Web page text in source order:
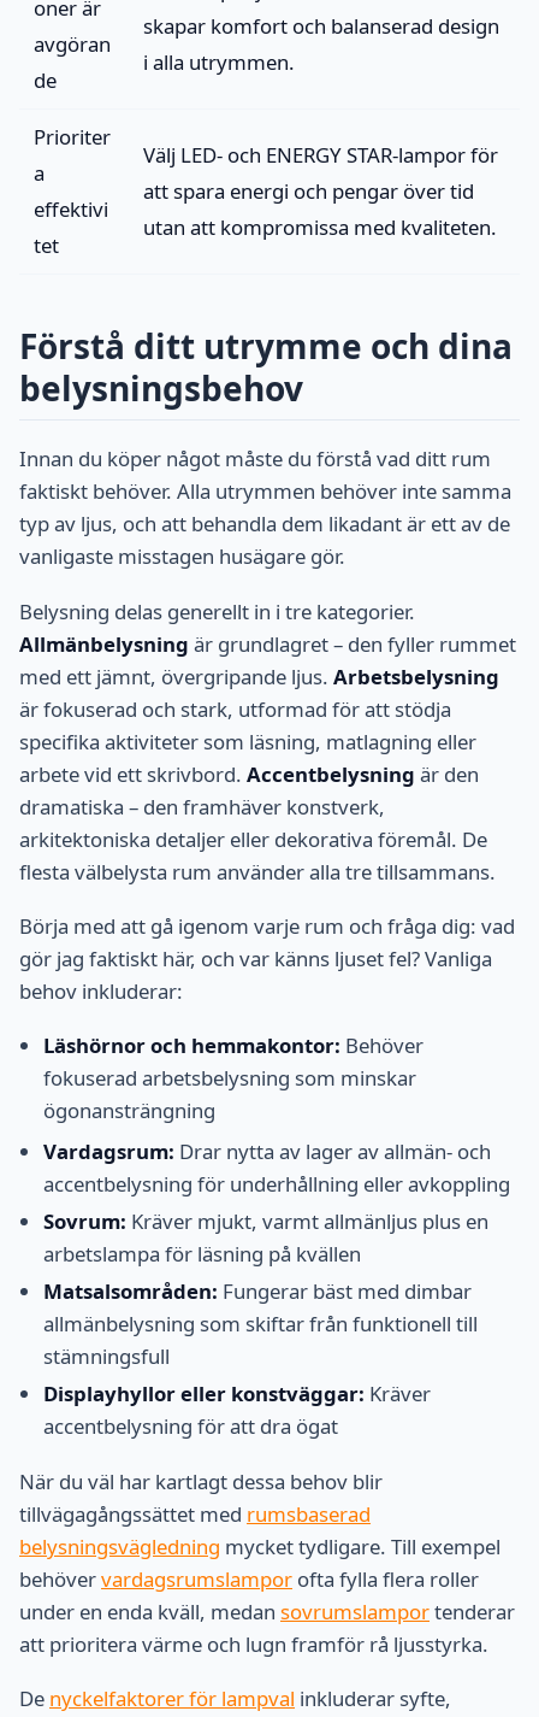
oner är
avgöran
de
skapar komfort och balanserad design
i alla utrymmen.
Prioriter
a
effektivi
tet
Välj LED- och ENERGY STAR-lampor för
att spara energi och pengar över tid
utan att kompromissa med kvaliteten.
Förstå ditt utrymme och dina
belysningsbehov
Innan du köper något måste du förstå vad ditt rum
faktiskt behöver. Alla utrymmen behöver inte samma
typ av ljus, och att behandla dem likadant är ett av de
vanligaste misstagen husägare gör.
Belysning delas generellt in i tre kategorier.
Allmänbelysning är grundlagret – den fyller rummet
med ett jämnt, övergripande ljus. Arbetsbelysning
är fokuserad och stark, utformad för att stödja
specifika aktiviteter som läsning, matlagning eller
arbete vid ett skrivbord. Accentbelysning är den
dramatiska – den framhäver konstverk,
arkitektoniska detaljer eller dekorativa föremål. De
flesta välbelysta rum använder alla tre tillsammans.
Börja med att gå igenom varje rum och fråga dig: vad
gör jag faktiskt här, och var känns ljuset fel? Vanliga
behov inkluderar:
Läshörnor och hemmakontor: Behöver
fokuserad arbetsbelysning som minskar
ögonansträngning
Vardagsrum: Drar nytta av lager av allmän- och
accentbelysning för underhållning eller avkoppling
Sovrum: Kräver mjukt, varmt allmänljus plus en
arbetslampa för läsning på kvällen
Matsalsområden: Fungerar bäst med dimbar
allmänbelysning som skiftar från funktionell till
stämningsfull
Displayhyllor eller konstväggar: Kräver
accentbelysning för att dra ögat
När du väl har kartlagt dessa behov blir
tillvägagångssättet med rumsbaserad
belysningsvägledning mycket tydligare. Till exempel
behövervardagsrumslampor ofta fylla flera roller
under en enda kväll, medan sovrumslamportenderar
att prioritera värme och lugn framför rå ljusstyrka.
De nyckelfaktorer för lampval inkluderar syfte,